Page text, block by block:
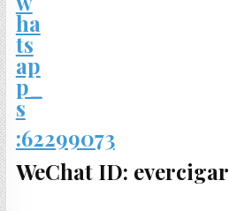
:62299073
WeChat ID: evercigar